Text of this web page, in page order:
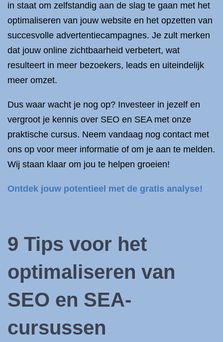
in staat om zelfstandig aan de slag te gaan met het
optimaliseren van jouw website en het opzetten van
succesvolle advertentiecampagnes. Je zult merken
dat jouw online zichtbaarheid verbetert, wat
resulteert in meer bezoekers, leads en uiteindelijk
meer omzet.
Dus waar wacht je nog op? Investeer in jezelf en
vergroot je kennis over SEO en SEA met onze
praktische cursus. Neem vandaag nog contact met
ons op voor meer informatie of om je aan te melden.
Wij staan klaar om jou te helpen groeien!
Ontdek jouw potentieel met de gratis analyse!
9 Tips voor het
optimaliseren van
SEO en SEA-
cursussen